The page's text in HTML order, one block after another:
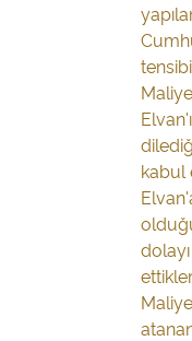
kabul